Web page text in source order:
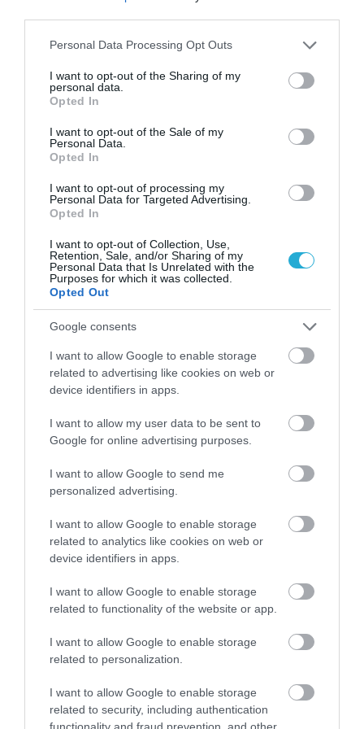
Please note that this website/app uses one or more Google
not limited to your visit or usage behaviour. You may click to
grant or deny consent to Google and its third-party tags to
use your data for below specified purposes in below Google
consent section.
Personal Data Processing Opt Outs
I want to opt-out of the Sharing of my
personal data.
Opted In
I want to opt-out of the Sale of my
Personal Data.
Opted In
I want to opt-out of processing my
Personal Data for Targeted Advertising.
Opted In
I want to opt-out of Collection, Use,
Retention, Sale, and/or Sharing of my
Personal Data that Is Unrelated with the
Purposes for which it was collected.
Opted Out
Google consents
I want to allow Google to enable storage
related to advertising like cookies on web or
device identifiers in apps.
I want to allow my user data to be sent to
Google for online advertising purposes.
I want to allow Google to send me
personalized advertising.
I want to allow Google to enable storage
related to analytics like cookies on web or
device identifiers in apps.
I want to allow Google to enable storage
related to functionality of the website or app.
I want to allow Google to enable storage
related to personalization.
I want to allow Google to enable storage
related to security, including authentication
functionality and fraud prevention, and other
επιστήμονες εξετάζουν τα θεωρητικά όρια
της ανθρώπινης ζωής
Δεν ήταν μόνο ηθικοί λόγοι: Γιατί
εξαφανίστηκε ο κανιβαλισμός από τις
ανθρώπινες κοινωνίες – Τι δείχνει νέα
έρευνα
01.08.2026 15:06
Αυτό είναι το σύμπτωμα του καρκίνου του
δέρματος που μπορεί να εντοπιστεί στο
κομμωτήριο! – Τι δείχνει νέα έρευνα
01.08.2026 12:11